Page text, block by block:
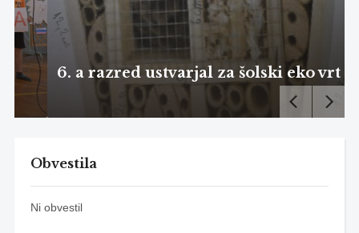
6. a razred ustvarjal za šolski eko vrt
Obvestila
Ni obvestil